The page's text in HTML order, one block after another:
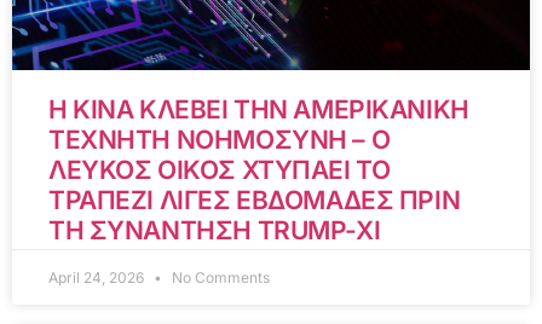
Η ΚΙΝΑ ΚΛΕΒΕΙ ΤΗΝ ΑΜΕΡΙΚΑΝΙΚΗ
ΤΕΧΝΗΤΗ ΝΟΗΜΟΣΥΝΗ – Ο
ΛΕΥΚΟΣ ΟΙΚΟΣ ΧΤΥΠΑΕΙ ΤΟ
ΤΡΑΠΕΖΙ ΛΙΓΕΣ ΕΒΔΟΜΑΔΕΣ ΠΡΙΝ
ΤΗ ΣΥΝΑΝΤΗΣΗ TRUMP-XI
April 24, 2026 No Comments